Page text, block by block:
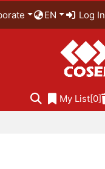
EN Log In
My List[0]